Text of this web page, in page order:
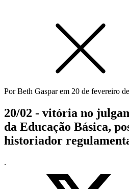
PorBeth Gasparem 20 de fevereiro
20/02 - vitória no
da Educação Básica,
historiador
.